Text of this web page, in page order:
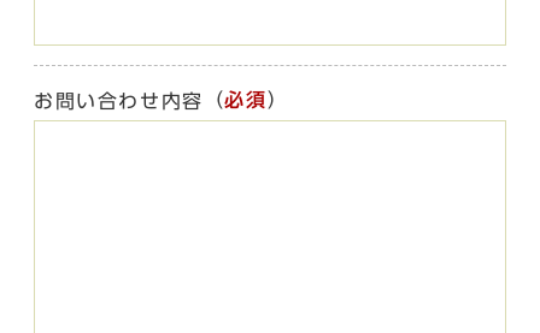
お問い合わせ内容 （必須）